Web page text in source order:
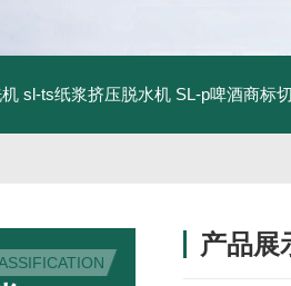
sl-ts纸浆挤压脱水机 SL-p啤酒商标
产品展